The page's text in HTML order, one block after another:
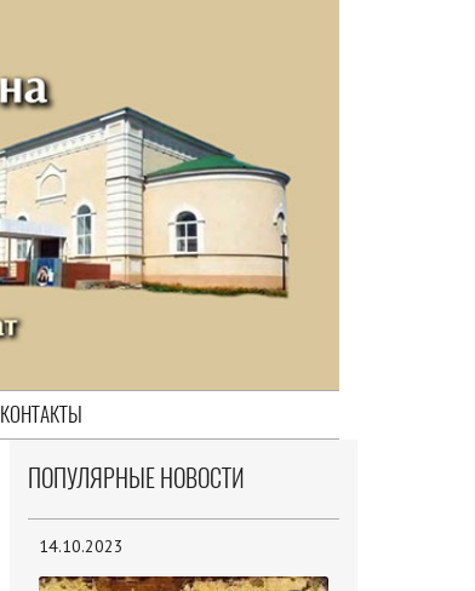
КОНТАКТЫ
ПОПУЛЯРНЫЕ НОВОСТИ
14.10.2023